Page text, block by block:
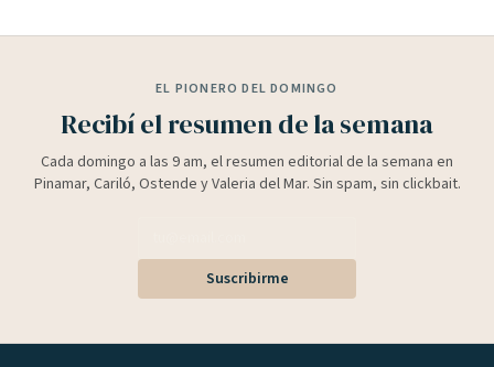
EL PIONERO DEL DOMINGO
Recibí el resumen de la semana
Cada domingo a las 9 am, el resumen editorial de la semana en
Pinamar, Cariló, Ostende y Valeria del Mar. Sin spam, sin clickbait.
Suscribirme